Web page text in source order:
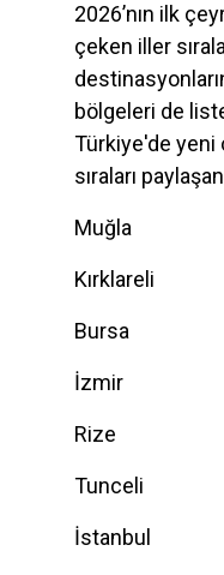
2026’nın ilk
çeken iller
bölgeleri de
Türkiye'de
sıraları
Muğla
Kırklareli
Bursa
İzmir
Rize
Tunceli
İstanbul